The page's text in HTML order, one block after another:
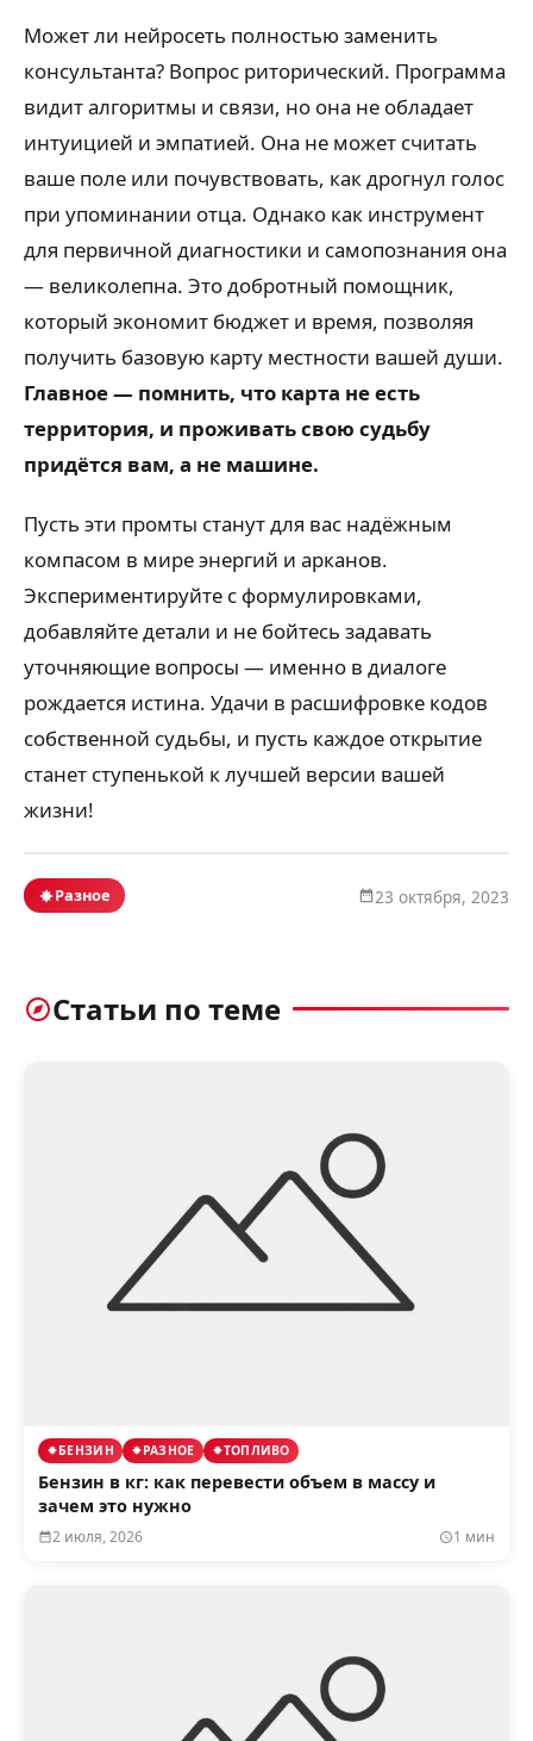
Может ли нейросеть полностью заменить
консультанта? Вопрос риторический. Программа
видит алгоритмы и связи, но она не обладает
интуицией и эмпатией. Она не может считать
ваше поле или почувствовать, как дрогнул голос
при упоминании отца. Однако как инструмент
для первичной диагностики и самопознания она
— великолепна. Это добротный помощник,
который экономит бюджет и время, позволяя
получить базовую карту местности вашей души.
Главное — помнить, что карта не есть
территория, и проживать свою судьбу
придётся вам, а не машине.
Пусть эти промты станут для вас надёжным
компасом в мире энергий и арканов.
Экспериментируйте с формулировками,
добавляйте детали и не бойтесь задавать
уточняющие вопросы — именно в диалоге
рождается истина. Удачи в расшифровке кодов
собственной судьбы, и пусть каждое открытие
станет ступенькой к лучшей версии вашей
жизни!
Разное 23 октября, 2023
Статьи по теме
БЕНЗИН РАЗНОЕ ТОПЛИВО
Бензин в кг: как перевести объем в массу и
зачем это нужно
2 июля, 2026 1 мин